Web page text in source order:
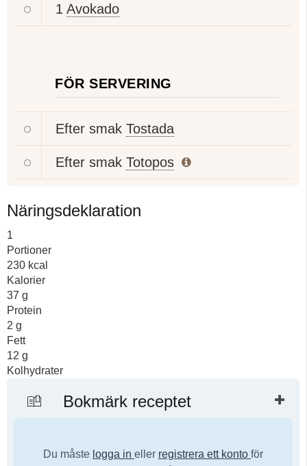
1 Avokado
FÖR SERVERING
Efter smak Tostada
Efter smak Totopos
Näringsdeklaration
1
Portioner
230 kcal
Kalorier
37 g
Protein
2 g
Fett
12 g
Kolhydrater
Bokmärk receptet
Du måste logga in eller registrera ett konto för